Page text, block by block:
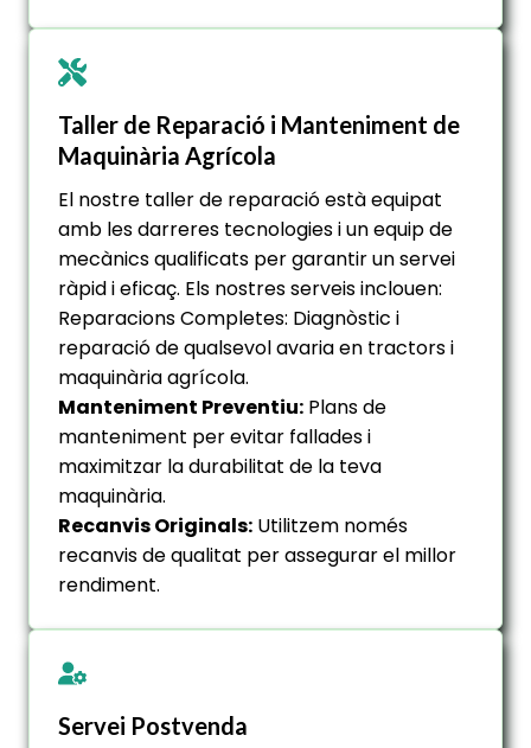
Taller de Reparació i Manteniment de
Maquinària Agrícola
El nostre taller de reparació està equipat
amb les darreres tecnologies i un equip de
mecànics qualificats per garantir un servei
ràpid i eficaç. Els nostres serveis inclouen:
Reparacions Completes: Diagnòstic i
reparació de qualsevol avaria en tractors i
maquinària agrícola.
Manteniment Preventiu: Plans de
manteniment per evitar fallades i
maximitzar la durabilitat de la teva
maquinària.
Recanvis Originals: Utilitzem només
recanvis de qualitat per assegurar el millor
rendiment.
Servei Postvenda